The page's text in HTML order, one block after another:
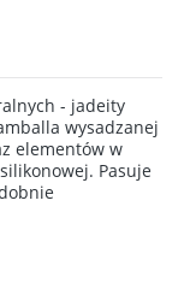
- jadeity
wysadzanej
elementów w
Pasuje